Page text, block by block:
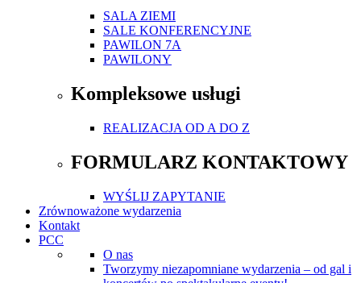
SALA ZIEMI
SALE KONFERENCYJNE
PAWILON 7A
PAWILONY
Kompleksowe usługi
REALIZACJA OD A DO Z
FORMULARZ KONTAKTOWY
WYŚLIJ ZAPYTANIE
Zrównoważone wydarzenia
Kontakt
PCC
O nas
Tworzymy niezapomniane wydarzenia – od gal i